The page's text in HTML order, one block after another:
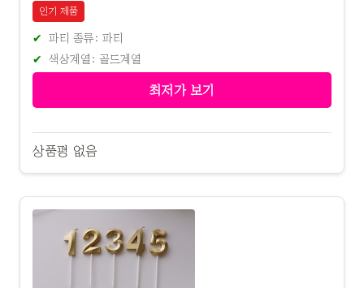
인기 제품
파티 종류: 파티
색상계열: 골드계열
최저가 보기
상품평 없음